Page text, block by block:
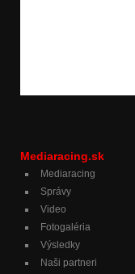
Mediaracing.sk
Mediaracing
Správy
Video
Fotogaléria
Výsledky
Naši partneri